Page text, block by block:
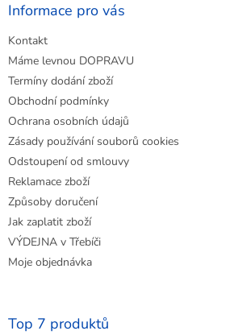
Informace pro vás
Kontakt
Máme levnou DOPRAVU
Termíny dodání zboží
Obchodní podmínky
Ochrana osobních údajů
Zásady používání souborů cookies
Odstoupení od smlouvy
Reklamace zboží
Způsoby doručení
Jak zaplatit zboží
VÝDEJNA v Třebíči
Moje objednávka
Top 7 produktů